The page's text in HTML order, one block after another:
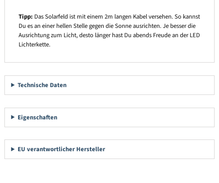
Tipp: Das Solarfeld ist mit einem 2m langen Kabel versehen. So kannst
Du es an einer hellen Stelle gegen die Sonne ausrichten. Je besser die
Ausrichtung zum Licht, desto länger hast Du abends Freude an der LED
Lichterkette.
Technische Daten
Eigenschaften
EU verantwortlicher Hersteller